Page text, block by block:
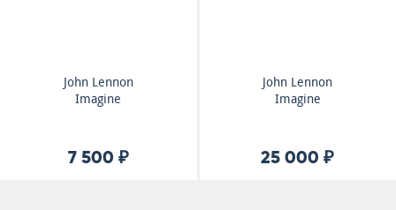
John Lennon
Imagine
7 500 ₽
John Lennon
Imagine
25 000 ₽